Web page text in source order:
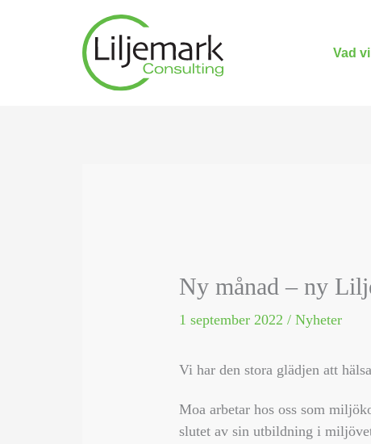
Vad
Ny månad – ny
1 september 2022/Nyheter
Vi har den stora glädjen att
Moa arbetar hos oss som
slutet av sin utbildning i